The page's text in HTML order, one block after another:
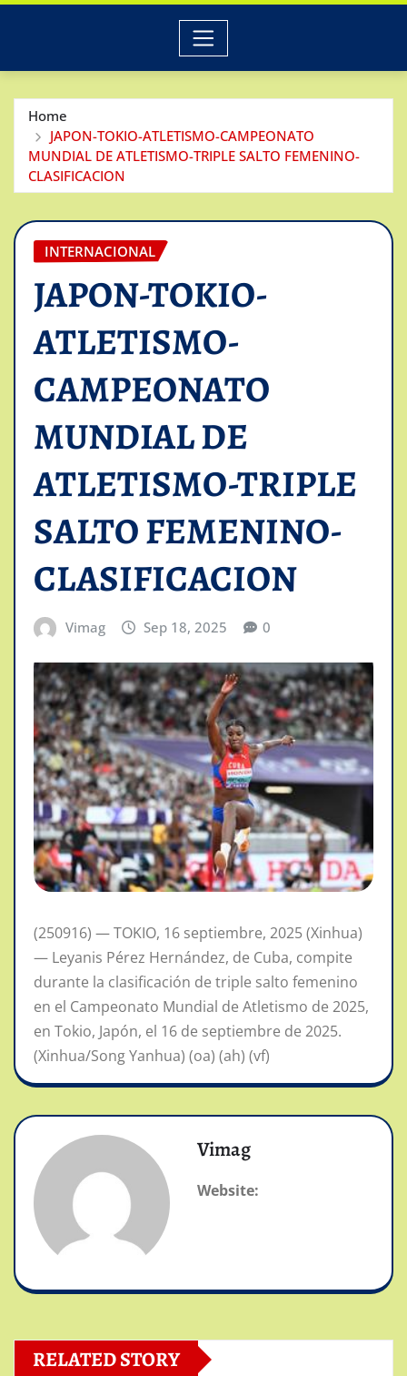
Home
JAPON-TOKIO-ATLETISMO-CAMPEONATO
MUNDIAL DE ATLETISMO-TRIPLE SALTO FEMENINO-
CLASIFICACION
INTERNACIONAL
JAPON-TOKIO-
ATLETISMO-
CAMPEONATO
MUNDIAL DE
ATLETISMO-TRIPLE
SALTO FEMENINO-
CLASIFICACION
Vimag Sep 18, 2025 0
(250916) — TOKIO, 16 septiembre, 2025 (Xinhua)
— Leyanis Pérez Hernández, de Cuba, compite
durante la clasificación de triple salto femenino
en el Campeonato Mundial de Atletismo de 2025,
en Tokio, Japón, el 16 de septiembre de 2025.
(Xinhua/Song Yanhua) (oa) (ah) (vf)
Vimag
Website:
RELATED STORY